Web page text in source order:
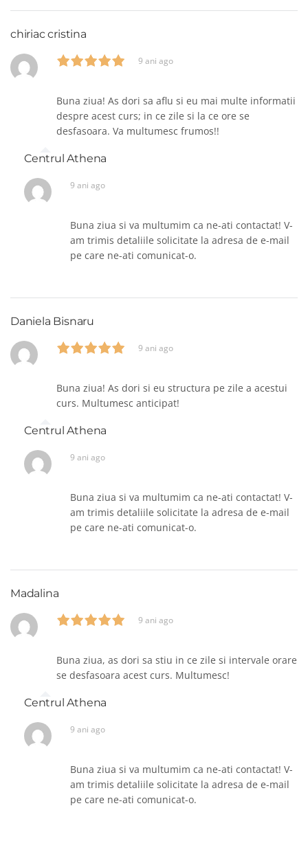
chiriac cristina
9 ani ago
Buna ziua! As dori sa aflu si eu mai multe informatii
despre acest curs; in ce zile si la ce ore se
desfasoara. Va multumesc frumos!!
Centrul Athena
9 ani ago
Buna ziua si va multumim ca ne-ati contactat! V-
am trimis detaliile solicitate la adresa de e-mail
pe care ne-ati comunicat-o.
Daniela Bisnaru
9 ani ago
Buna ziua! As dori si eu structura pe zile a acestui
curs. Multumesc anticipat!
Centrul Athena
9 ani ago
Buna ziua si va multumim ca ne-ati contactat! V-
am trimis detaliile solicitate la adresa de e-mail
pe care ne-ati comunicat-o.
Madalina
9 ani ago
Buna ziua, as dori sa stiu in ce zile si intervale orare
se desfasoara acest curs. Multumesc!
Centrul Athena
9 ani ago
Buna ziua si va multumim ca ne-ati contactat! V-
am trimis detaliile solicitate la adresa de e-mail
pe care ne-ati comunicat-o.